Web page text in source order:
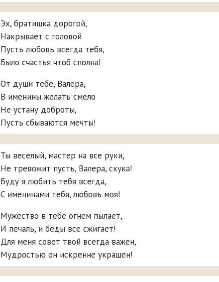
Эх, братишка дорогой,
Накрывает с головой
Пусть любовь всегда тебя,
Было счастья чтоб сполна!
От души тебе, Валера,
В именины желать смело
Не устану доброты,
Пусть сбываются мечты!
Ты веселый, мастер на все руки,
Не тревожит пусть, Валера, скука!
Буду я любить тебя всегда,
С именинами тебя, любовь моя!
Мужество в тебе огнем пылает,
И печаль, и беды все сжигает!
Для меня совет твой всегда важен,
Мудростью он искренне украшен!